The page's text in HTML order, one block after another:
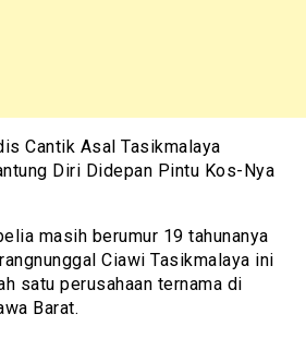
Cantik Asal Tasikmalaya
Diri Didepan Pintu Kos-Nya
masih berumur 19 tahunanya
Ciawi Tasikmalaya ini
satu perusahaan ternama di
Barat.